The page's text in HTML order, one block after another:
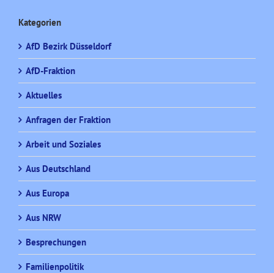
Kategorien
AfD Bezirk Düsseldorf
AfD-Fraktion
Aktuelles
Anfragen der Fraktion
Arbeit und Soziales
Aus Deutschland
Aus Europa
Aus NRW
Besprechungen
Familienpolitik